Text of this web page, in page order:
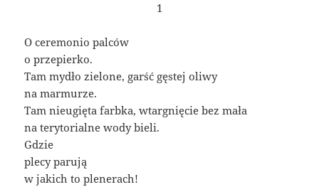
1
O ceremonio palców
o przepierko.
Tam mydło zielone, garść gęstej oliwy
na marmurze.
Tam nieugięta farbka, wtargnięcie bez mała
na terytorialne wody bieli.
Gdzie
plecy parują
w jakich to plenerach!